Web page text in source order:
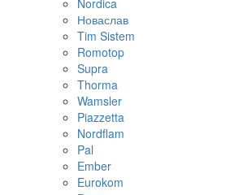
Новаслав
Tim Sistem
Romotop
Supra
Thorma
Wamsler
Piazzetta
Nordflam
Pal
Ember
Eurokom